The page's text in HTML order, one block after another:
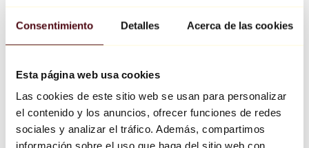
Consentimiento Detalles Acerca de las cookies
Esta página web usa cookies
Las cookies de este sitio web se usan para personalizar
el contenido y los anuncios, ofrecer funciones de redes
sociales y analizar el tráfico. Además, compartimos
información sobre el uso que haga del sitio web con
Richard Orlinski
Keith Haring
Jeff Koons
Jean-Michel Basquiat
Todos los diseñadores
Obra de la semana